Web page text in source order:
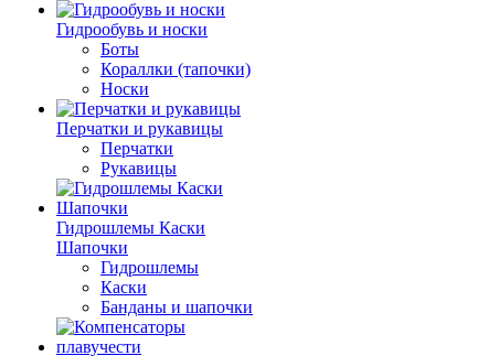
Гидрообувь и носки
Боты
Кораллки (тапочки)
Носки
Перчатки и рукавицы
Перчатки
Рукавицы
Гидрошлемы Каски
Шапочки
Гидрошлемы
Каски
Банданы и шапочки